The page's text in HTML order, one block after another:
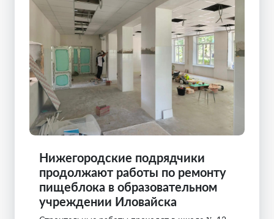
Нижегородские подрядчики
продолжают работы по ремонту
пищеблока в образовательном
учреждении Иловайска